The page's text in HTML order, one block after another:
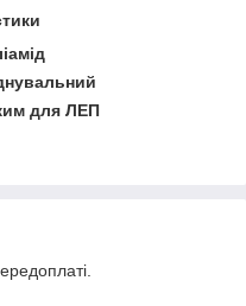
для ЛЕП